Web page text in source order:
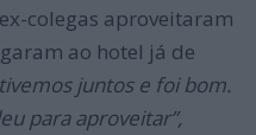
colegas aproveitaram
ao hotel já de
juntos e foi bom.
para aproveitar”,